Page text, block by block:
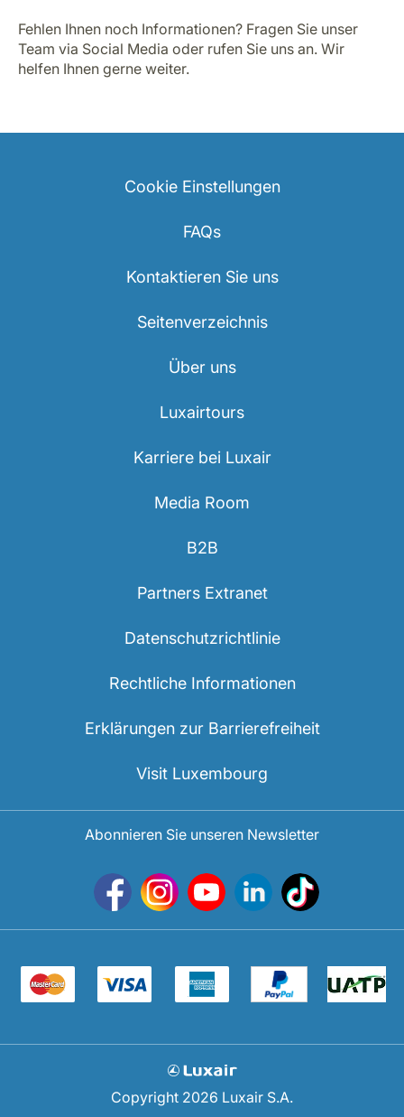
Fehlen Ihnen noch Informationen? Fragen Sie unser
Team via Social Media oder rufen Sie uns an. Wir
helfen Ihnen gerne weiter.
Cookie Einstellungen
FAQs
Kontaktieren Sie uns
Seitenverzeichnis
Über uns
Luxairtours
Karriere bei Luxair
Media Room
B2B
Partners Extranet
Datenschutzrichtlinie
Rechtliche Informationen
Erklärungen zur Barrierefreiheit
Visit Luxembourg
Abonnieren Sie unseren Newsletter
Copyright 2026 Luxair S.A.